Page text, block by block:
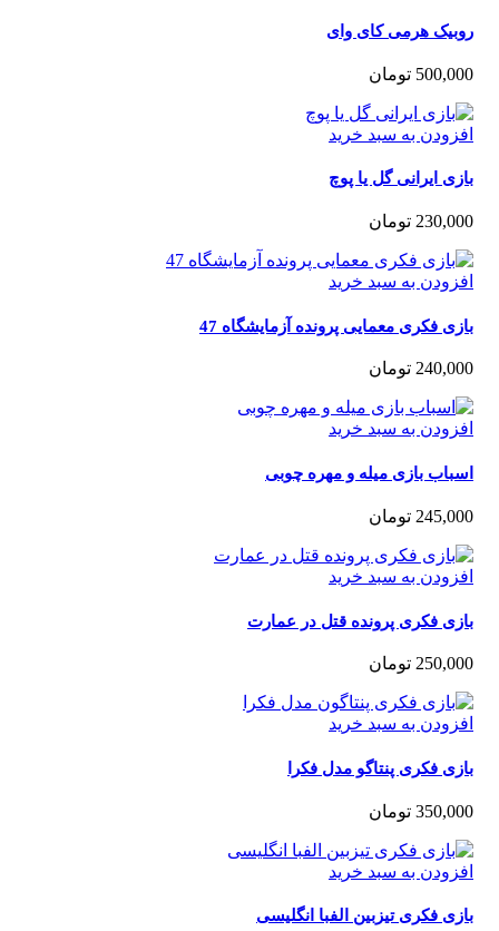
هرمی کای وای
تومان
به سبد خرید
ایرانی گل یا پوچ
تومان
به سبد خرید
فکری معمایی پرونده آزمایشگاه 47
تومان
به سبد خرید
بازی میله و مهره چوبی
تومان
به سبد خرید
فکری پرونده قتل در عمارت
تومان
به سبد خرید
فکری پنتاگو مدل فکرا
تومان
به سبد خرید
فکری تیزبین الفبا انگلیسی